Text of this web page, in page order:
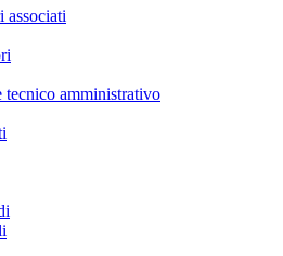
associati
tecnico amministrativo